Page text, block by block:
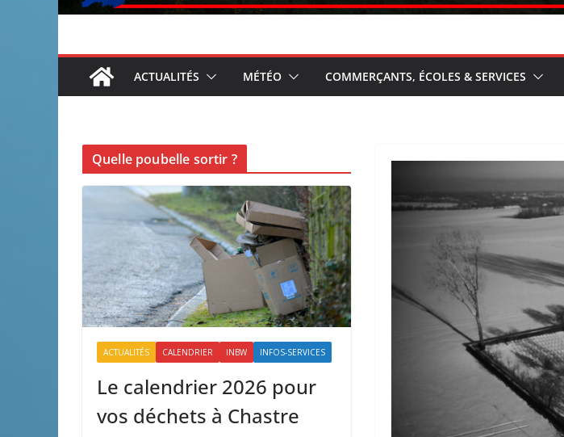
ACTUALITÉS MÉTÉO COMMERÇANTS, ÉCOLES & SERVICES
Quelle poubelle sortir ?
ACTUALITÉS CALENDRIER INBW INFOS-SERVICES
Le calendrier 2026 pour
vos déchets à Chastre